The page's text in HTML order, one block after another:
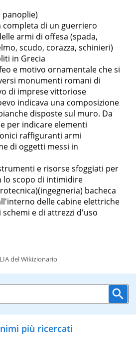
di un guerriero
armi di offesa (spada,
scudo, corazza, schinieri)
in Grecia
e motivo ornamentale che si
monumenti romani di
di imprese vittoriose
indicava una composizione
disposte sul muro. Da
per indicare elementi
raffiguranti armi
di oggetti messi in
e risorse sfoggiati per
lo scopo di intimidire
bacheca
delle cabine elettriche
e di attrezzi d'uso
del Wikizionario
più ricercati